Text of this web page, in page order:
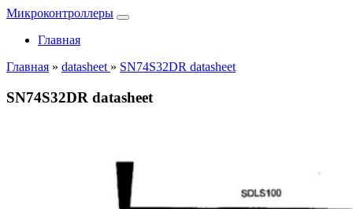
Микроконтроллеры
Главная
Главная » datasheet » SN74S32DR datasheet
SN74S32DR datasheet